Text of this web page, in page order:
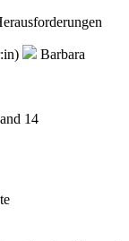
Barbara
14